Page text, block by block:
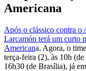
Americana
Após o clássico contra o
Larcamón terá um curto
Americana. Agora, o
terça-feira (2), às 10h
16h30 (de Brasília), já